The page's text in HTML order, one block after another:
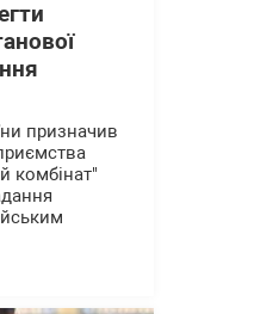
призначив
комбінат"